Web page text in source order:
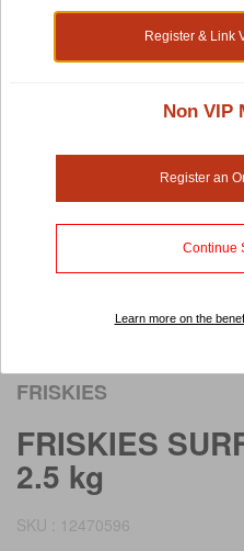
FRISKIES
FRISKIES
2.5 kg
SKU : 12470596
Register & Link
Non VIP
Register an
Continue
Learn more on the